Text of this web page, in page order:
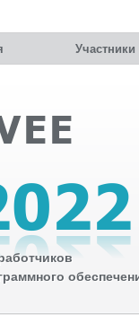
Участники